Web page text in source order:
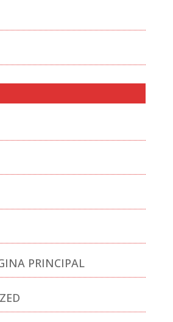
PRINCIPAL